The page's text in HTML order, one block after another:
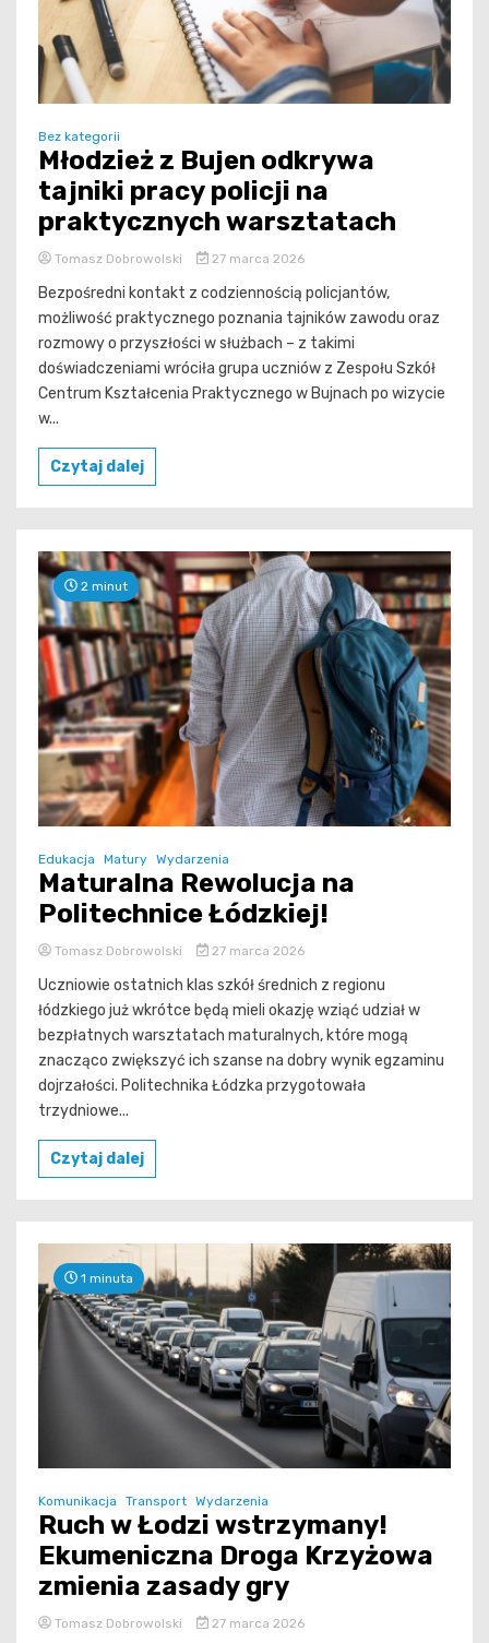
Bez kategorii
Młodzież z Bujen odkrywa
tajniki pracy policji na
praktycznych warsztatach
Tomasz Dobrowolski 27 marca 2026
Bezpośredni kontakt z codziennością policjantów,
możliwość praktycznego poznania tajników zawodu oraz
rozmowy o przyszłości w służbach – z takimi
doświadczeniami wróciła grupa uczniów z Zespołu Szkół
Centrum Kształcenia Praktycznego w Bujnach po wizycie
w...
Czytaj dalej
2 minut
Edukacja Matury Wydarzenia
Maturalna Rewolucja na
Politechnice Łódzkiej!
Tomasz Dobrowolski 27 marca 2026
Uczniowie ostatnich klas szkół średnich z regionu
łódzkiego już wkrótce będą mieli okazję wziąć udział w
bezpłatnych warsztatach maturalnych, które mogą
znacząco zwiększyć ich szanse na dobry wynik egzaminu
dojrzałości. Politechnika Łódzka przygotowała
trzydniowe...
Czytaj dalej
1 minuta
Komunikacja Transport Wydarzenia
Ruch w Łodzi wstrzymany!
Ekumeniczna Droga Krzyżowa
zmienia zasady gry
Tomasz Dobrowolski 27 marca 2026